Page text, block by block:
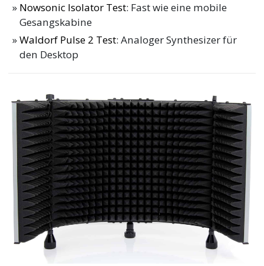
Nowsonic Isolator Test: Fast wie eine mobile
Gesangskabine
Waldorf Pulse 2 Test: Analoger Synthesizer für
den Desktop